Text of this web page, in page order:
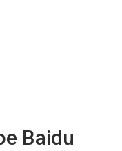
Baidu